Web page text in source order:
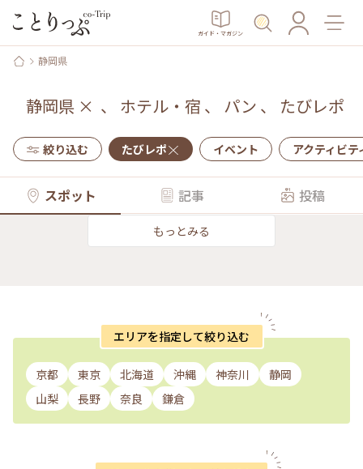
ガイド・マガジン
静岡県
静岡県× 、 ホテル・宿 、 パン 、 たびレポ
絞り込む たびレポ イベント アクティビテ
スポット 記事 投稿
もっとみる
エリアを指定して絞り込む
京都 東京 北海道 沖縄 神奈川
静岡
山梨
長野 奈良 鎌倉